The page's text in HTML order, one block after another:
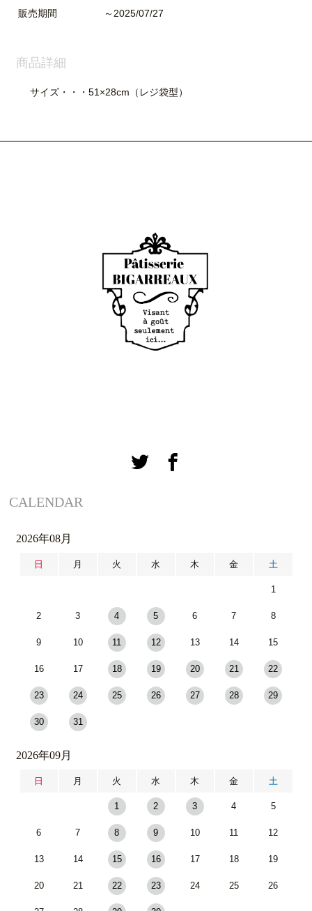
販売期間 ～2025/07/27
商品詳細
サイズ・・・51×28cm（レジ袋型）
CALENDAR
2026年08月
日 月 火 水 木 金 土
1
2 3 4 5 6 7 8
9 10 11 12 13 14 15
16 17 18 19 20 21 22
23 24 25 26 27 28 29
30 31
2026年09月
日 月 火 水 木 金 土
1 2 3 4 5
6 7 8 9 10 11 12
13 14 15 16 17 18 19
20 21 22 23 24 25 26